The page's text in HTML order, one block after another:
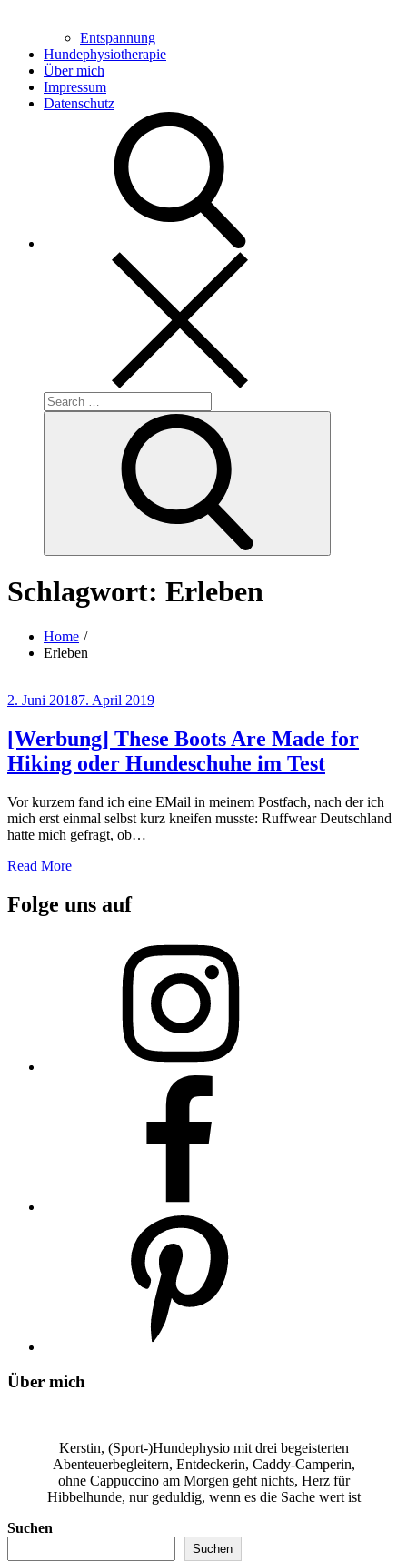
Entspannung
Hundephysiotherapie
Über mich
Impressum
Datenschutz
Search
for:
Schlagwort: Erleben
Home
Erleben
Posted
2. Juni 20187. April 2019
[Werbung] These Boots Are Made for
Hiking oder Hundeschuhe im Test
Vor kurzem fand ich eine EMail in meinem Postfach, nach der ich
mich erst einmal selbst kurz kneifen musste: Ruffwear Deutschland
hatte mich gefragt, ob…
Read More
Folge uns auf
Über mich
Kerstin, (Sport-)Hundephysio mit drei begeisterten
Abenteuerbegleitern, Entdeckerin, Caddy-Camperin,
ohne Cappuccino am Morgen geht nichts, Herz für
Hibbelhunde, nur geduldig, wenn es die Sache wert ist
Suchen
Suchen